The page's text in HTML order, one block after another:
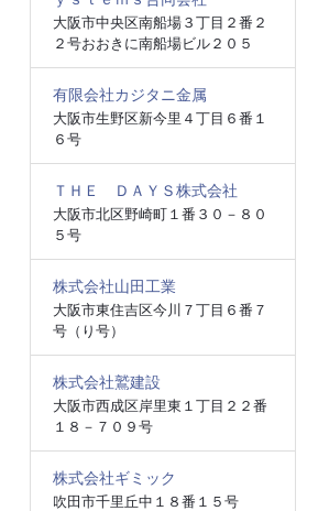
大阪市中央区南船場３丁目２番２
２号おおきに南船場ビル２０５
有限会社カジタニ金属
大阪市生野区新今里４丁目６番１
６号
ＴＨＥ ＤＡＹＳ株式会社
大阪市北区野崎町１番３０－８０
５号
株式会社山田工業
大阪市東住吉区今川７丁目６番７
号（り号）
株式会社鷲建設
大阪市西成区岸里東１丁目２２番
１８－７０９号
株式会社ギミック
吹田市千里丘中１８番１５号